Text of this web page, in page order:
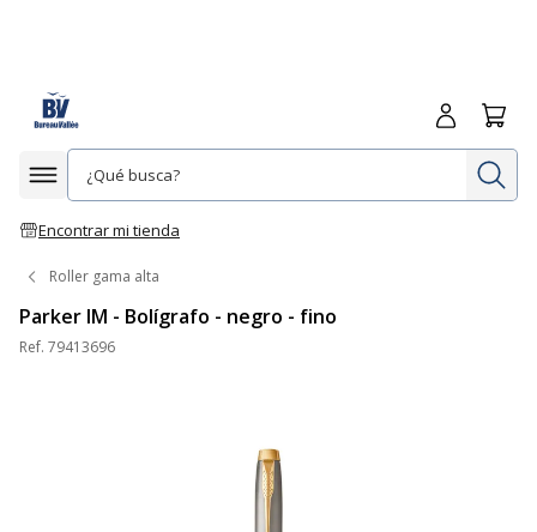
Afficher la navigation
Encontrar mi tienda
Iniciar
Roller gama alta
Parker IM - Bolígrafo - negro - fino
Ref. 79413696